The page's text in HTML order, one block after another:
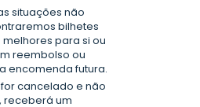
situações não
bilhetes
para si ou
reembolso ou
encomenda futura.
cancelado e não
receberá um